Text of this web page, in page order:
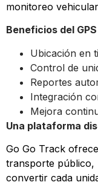
monitoreo
Beneficios del
Ubicación en
Control de
Reportes
Integración
Mejora
Una plataforma
Go Go Track
transporte público,
convertir cada